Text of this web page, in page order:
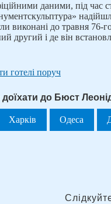
даними, під час
виконані до травня 76-
другий і де він
готелі поруч
до Бюст
Харків Одеса